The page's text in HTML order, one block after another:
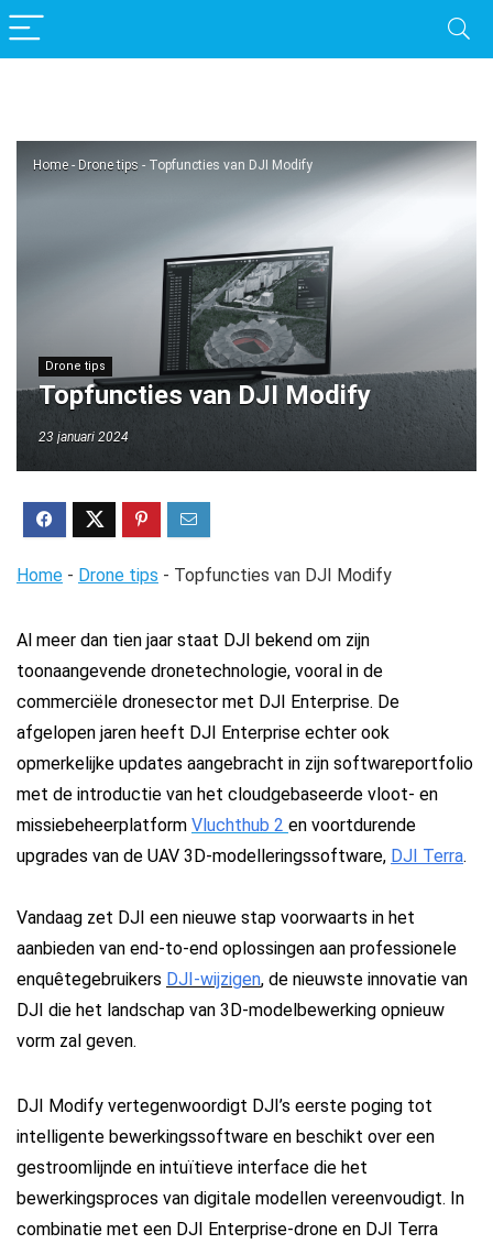
Home - Drone tips - Topfuncties van DJI Modify
Drone tips
Topfuncties van DJI Modify
23 januari 2024
Home - Drone tips - Topfuncties van DJI Modify
Al meer dan tien jaar staat DJI bekend om zijn
toonaangevende dronetechnologie, vooral in de
commerciële dronesector met DJI Enterprise. De
afgelopen jaren heeft DJI Enterprise echter ook
opmerkelijke updates aangebracht in zijn softwareportfolio
met de introductie van het cloudgebaseerde vloot- en
missiebeheerplatform Vluchthub 2 en voortdurende
upgrades van de UAV 3D-modelleringssoftware, DJI Terra.
Vandaag zet DJI een nieuwe stap voorwaarts in het
aanbieden van end-to-end oplossingen aan professionele
enquêtegebruikers DJI-wijzigen, de nieuwste innovatie van
DJI die het landschap van 3D-modelbewerking opnieuw
vorm zal geven.
DJI Modify vertegenwoordigt DJI’s eerste poging tot
intelligente bewerkingssoftware en beschikt over een
gestroomlijnde en intuïtieve interface die het
bewerkingsproces van digitale modellen vereenvoudigt. In
combinatie met een DJI Enterprise-drone en DJI Terra